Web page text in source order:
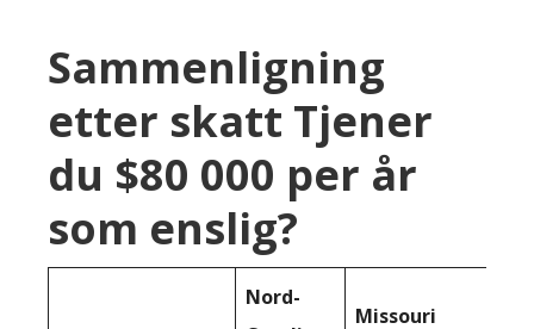
Sammenligning
etter skatt Tjener
du $80 000 per år
som enslig?
Nord-
Missouri